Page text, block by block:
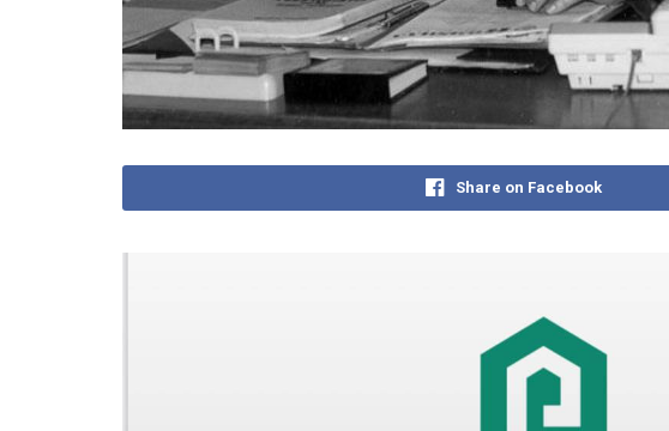
Share on Facebook